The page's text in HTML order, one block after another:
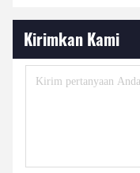
Kirimkan Kami